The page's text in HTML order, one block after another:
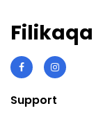
Filikaqa
Support